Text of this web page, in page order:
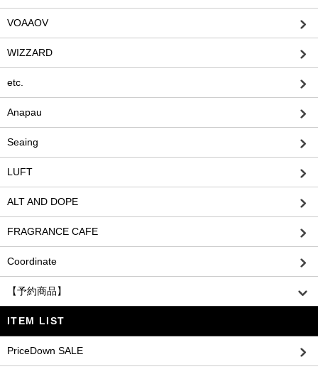
VOAAOV
WIZZARD
etc.
Anapau
Seaing
LUFT
ALT AND DOPE
FRAGRANCE CAFE
Coordinate
【予約商品】
ITEM LIST
PriceDown SALE